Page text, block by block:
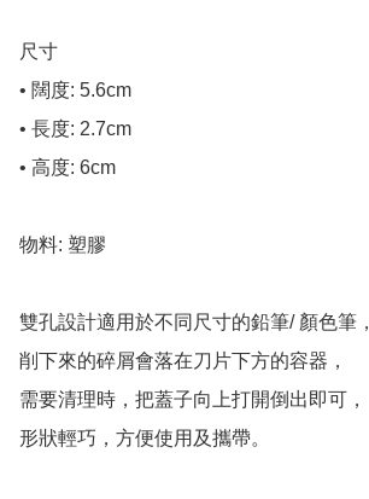
尺寸
• 闊度: 5.6cm
• 長度: 2.7cm
• 高度: 6cm
物料: 塑膠
雙孔設計適用於不同尺寸的鉛筆/ 顏色筆，
削下來的碎屑會落在刀片下方的容器，
需要清理時，把蓋子向上打開倒出即可，
形狀輕巧，方便使用及攜帶。